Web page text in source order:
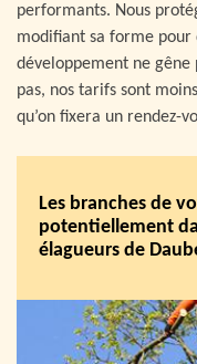
performants. Nous
modifiant sa forme pour
développement ne gêne
pas, nos tarifs sont
qu’on fixera un rendez-
Les branches de
potentiellement
élagueurs de